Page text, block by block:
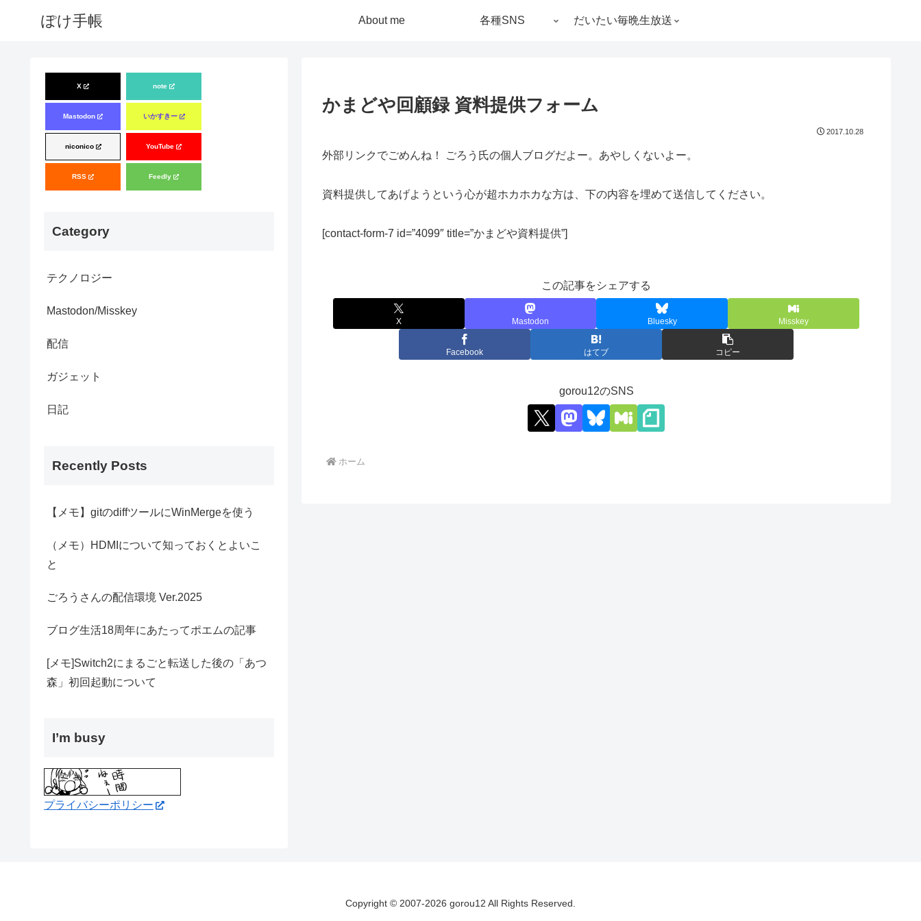
ぽけ手帳 About me 各種SNS だいたい毎晩生放送
かまどや回顧録 資料提供フォーム
2017.10.28
外部リンクでごめんね！ ごろう氏の個人ブログだよー。あやしくないよー。
資料提供してあげようという心が超ホカホカな方は、下の内容を埋めて送信してください。
[contact-form-7 id=”4099″ title=”かまどや資料提供”]
この記事をシェアする
X Mastodon Bluesky Misskey
Facebook はてブ コピー
gorou12のSNS
ホーム
X note
Mastodon いかすきー
niconico YouTube
RSS Feedly
Category
テクノロジー
Mastodon/Misskey
配信
ガジェット
日記
Recently Posts
【メモ】gitのdiffツールにWinMergeを使う
（メモ）HDMIについて知っておくとよいこ
と
ごろうさんの配信環境 Ver.2025
ブログ生活18周年にあたってポエムの記事
[メモ]Switch2にまるごと転送した後の「あつ
森」初回起動について
I’m busy
プライバシーポリシー
Copyright © 2007-2026 gorou12 All Rights Reserved.